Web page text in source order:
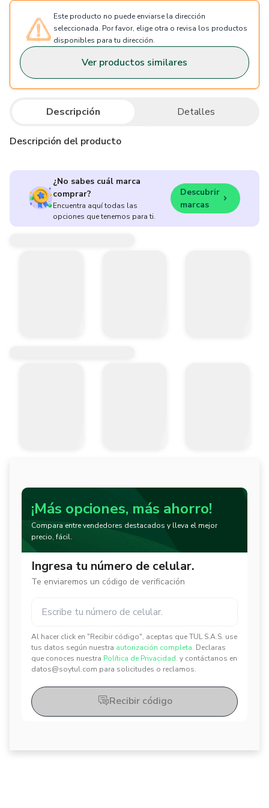
Este producto no puede enviarse la dirección
seleccionada. Por favor, elige otra o revisa los productos
disponibles para tu dirección.
Ver productos similares
Descripción Detalles
Descripción del producto
¿No sabes cuál marca
comprar?
Encuentra aquí todas las
opciones que tenemos para ti.
Descubrir
marcas
¡Más opciones, más ahorro!
Compara entre vendedores destacados y lleva el mejor
precio, fácil.
Ingresa tu número de celular.
Te enviaremos un código de verificación
Al hacer click en "Recibir código", aceptas que TUL S.A.S. use
tus datos según nuestra autorización completa. Declaras
que conoces nuestra Política de Privacidad. y contáctanos en
datos@soytul.com para solicitudes o reclamos.
✕
✕
Recibir código